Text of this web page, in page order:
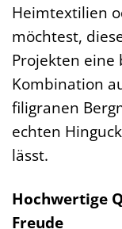
Heimtextilien
möchtest,
Projekten eine
Kombination
filigranen
echten
lässt.
Hochwertige
Freude